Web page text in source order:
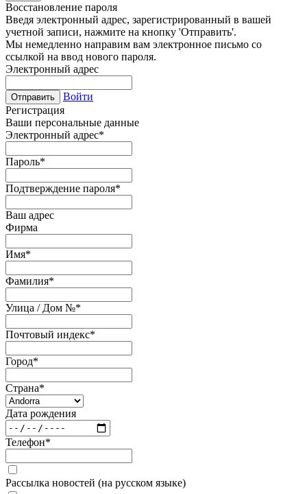
Восстановление пароля
Введя электронный адрес, зарегистрированный в вашей
учетной записи, нажмите на кнопку 'Отправить'.
Мы немедленно направим вам электронное письмо со
ссылкой на ввод нового пароля.
Электронный адрес
Отправить
Войти
Регистрация
Ваши персональные данные
Электронный адрес*
Пароль*
Подтверждение пароля*
Ваш адрес
Фирма
Имя*
Фамилия*
Улица / Дом №*
Почтовый индекс*
Город*
Страна*
Дата рождения
Телефон*
Рассылка новостей (на русском языке)